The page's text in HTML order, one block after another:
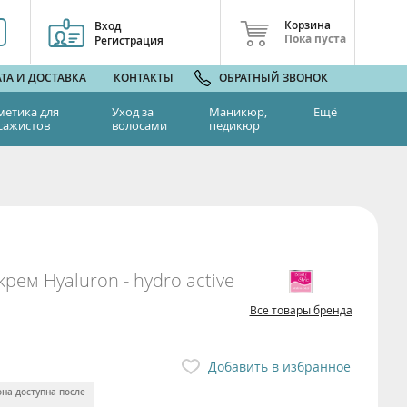
Вход
Регистрация
Корзина
Пока пуста
И ДОСТАВКА КОНТАКТЫ ОБРАТНЫЙ ЗВОНОК
для
Уход за
волосами
Маникюр,
педикюр
Ещё
Hyaluron - hydro active
Все товары бренда
Добавить в избранное
доступна после